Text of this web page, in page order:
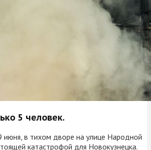
5 человек.
июня, в тихом дворе на улице Народной
катастрофой для Новокузнецка.